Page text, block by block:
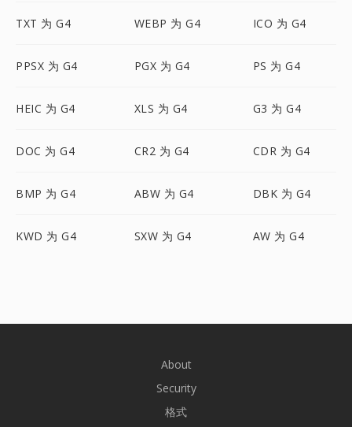
TXT 为 G4 WEBP 为 G4 ICO 为 G4
PPSX 为 G4 PGX 为 G4 PS 为 G4
HEIC 为 G4 XLS 为 G4 G3 为 G4
DOC 为 G4 CR2 为 G4 CDR 为 G4
BMP 为 G4 ABW 为 G4 DBK 为 G4
KWD 为 G4 SXW 为 G4 AW 为 G4
About
Security
格式